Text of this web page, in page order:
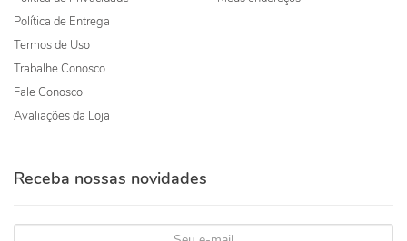
Política de Entrega
Termos de Uso
Trabalhe Conosco
Fale Conosco
Avaliações da Loja
Receba nossas novidades